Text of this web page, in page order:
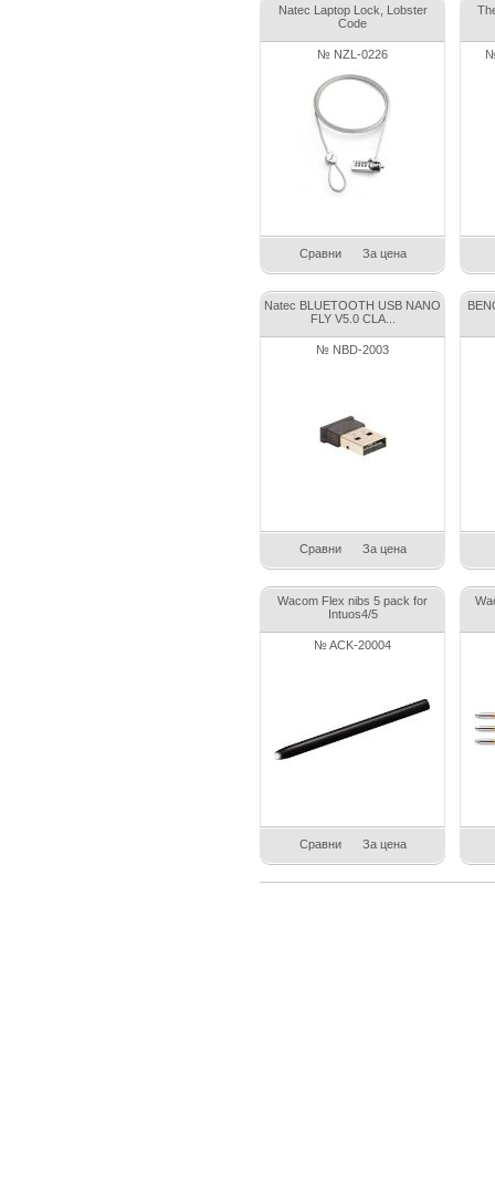
Natec Laptop Lock, Lobster
Code
№ NZL-0226
Сравни За цена
№
Natec BLUETOOTH USB NANO
FLY V5.0 CLA...
№ NBD-2003
Сравни За цена
Wacom Flex nibs 5 pack for
Intuos4/5
№ ACK-20004
Сравни За цена